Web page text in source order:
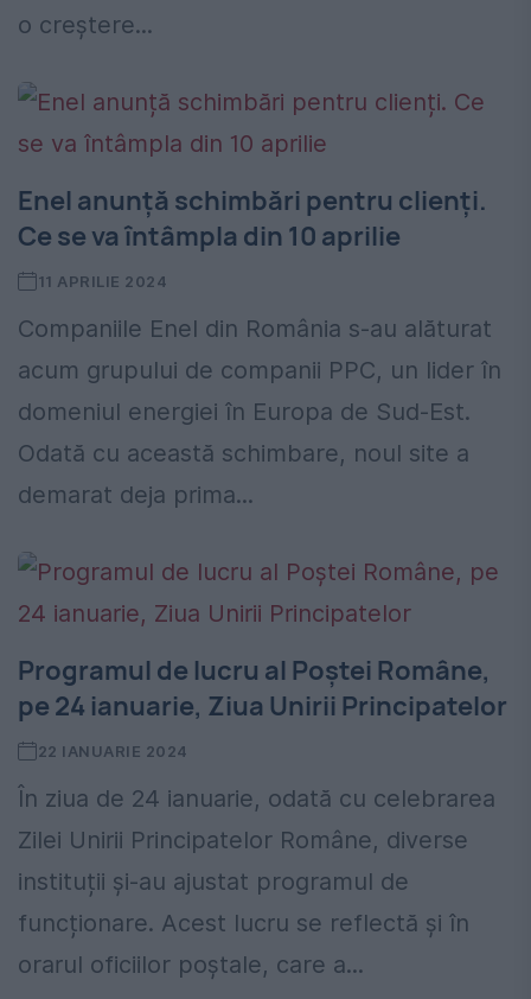
o creștere...
Enel anunță schimbări pentru clienți.
Ce se va întâmpla din 10 aprilie
11 APRILIE 2024
Companiile Enel din România s-au alăturat
acum grupului de companii PPC, un lider în
domeniul energiei în Europa de Sud-Est.
Odată cu această schimbare, noul site a
demarat deja prima...
Programul de lucru al Poștei Române,
pe 24 ianuarie, Ziua Unirii Principatelor
22 IANUARIE 2024
În ziua de 24 ianuarie, odată cu celebrarea
Zilei Unirii Principatelor Române, diverse
instituții și-au ajustat programul de
funcționare. Acest lucru se reflectă și în
orarul oficiilor poștale, care a...